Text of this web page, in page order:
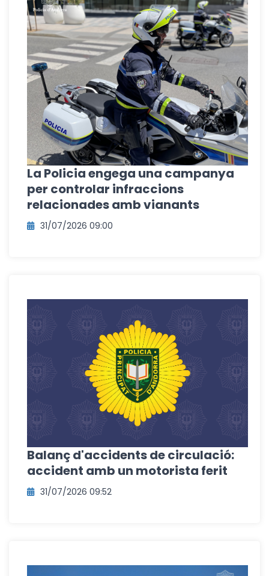
La Policia engega una campanya
per controlar infraccions
relacionades amb vianants
31/07/2026 09:00
Balanç d'accidents de circulació:
accident amb un motorista ferit
31/07/2026 09:52